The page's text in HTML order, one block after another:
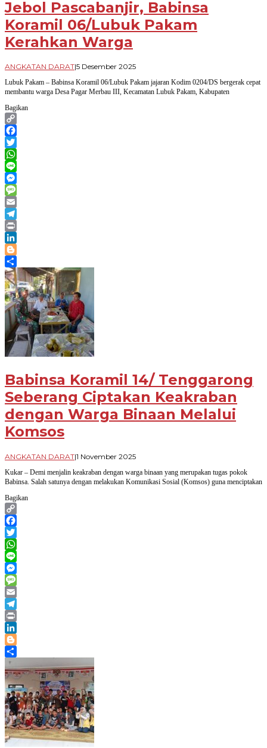
Jebol Pascabanjir, Babinsa
Koramil 06/Lubuk Pakam
Kerahkan Warga
ANGKATAN DARAT|5 Desember 2025oleh
Budi
Priyanto
Lubuk Pakam – Babinsa Koramil 06/Lubuk Pakam jajaran Kodim 0204/DS bergerak cepat
membantu warga Desa Pagar Merbau III, Kecamatan Lubuk Pakam, Kabupaten
Bagikan
Copy
Link
Facebook
Twitter
WhatsApp
Line
Messenger
Message
Email
Telegram
Print
LinkedIn
Blogger
Share
Babinsa Koramil 14/ Tenggarong
Seberang Ciptakan Keakraban
dengan Warga Binaan Melalui
Komsos
ANGKATAN DARAT|1 November 2025oleh
Budi
Priyanto
Kukar – Demi menjalin keakraban dengan warga binaan yang merupakan tugas pokok
Babinsa. Salah satunya dengan melakukan Komunikasi Sosial (Komsos) guna menciptakan
Bagikan
Copy
Link
Facebook
Twitter
WhatsApp
Line
Messenger
Message
Email
Telegram
Print
LinkedIn
Blogger
Share